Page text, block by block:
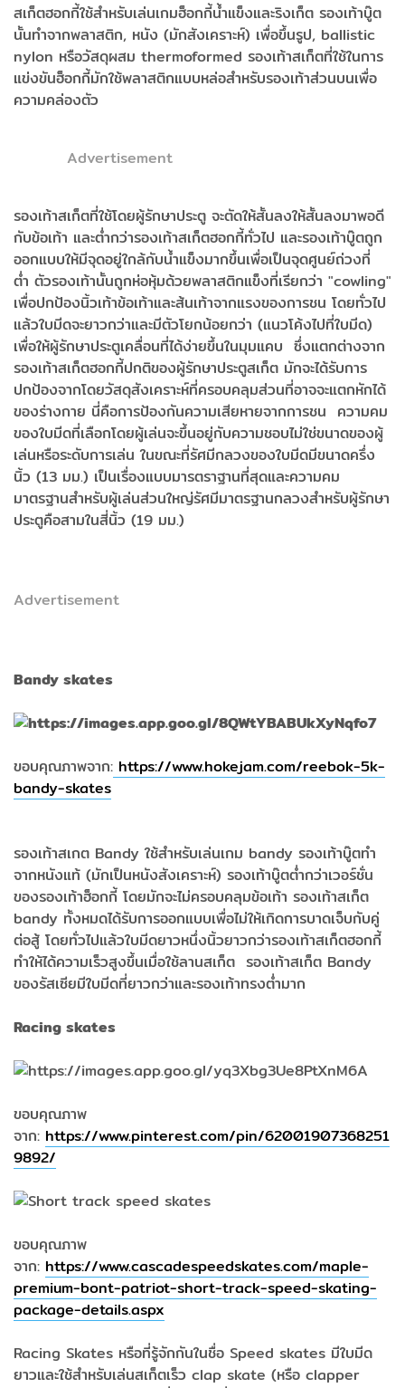
สเก็ตฮอกกี้ใช้สำหรับเล่นเกมฮ็อกกี้น้ำแข็งและริงเก็ต รองเท้าบู๊ต
นั้นทำจากพลาสติก, หนัง (มักสังเคราะห์) เพื่อขึ้นรูป, ballistic
nylon หรือวัสดุผสม thermoformed รองเท้าสเก็ตที่ใช้ในการ
แข่งขันฮ็อกกี้มักใช้พลาสติกแบบหล่อสำหรับรองเท้าส่วนบนเพื่อ
ความคล่องตัว
Advertisement
รองเท้าสเก็ตที่ใช้โดยผู้รักษาประตู จะตัดให้สั้นลงให้สั้นลงมาพอดี
กับข้อเท้า และต่ำกว่ารองเท้าสเก็ตฮอกกี้ทั่วไป และรองเท้าบู๊ตถูก
ออกแบบให้มีจุดอยู่ใกล้กับน้ำแข็งมากขึ้นเพื่อเป็นจุดศูนย์ถ่วงที่
ต่ำ ตัวรองเท้านั้นถูกห่อหุ้มด้วยพลาสติกแข็งที่เรียกว่า "cowling"
เพื่อปกป้องนิ้วเท้าข้อเท้าและส้นเท้าจากแรงของการชน โดยทั่วไป
แล้วใบมีดจะยาวกว่าและมีตัวโยกน้อยกว่า (แนวโค้งไปที่ใบมีด)
เพื่อให้ผู้รักษาประตูเคลื่อนที่ได้ง่ายขึ้นในมุมแคบ ซึ่งแตกต่างจาก
รองเท้าสเก็ตฮอกกี้ปกติของผู้รักษาประตูสเก็ต มักจะได้รับการ
ปกป้องจากโดยวัสดุสังเคราะห์ที่ครอบคลุมส่วนที่อาจจะแตกหักได้
ของร่างกาย นี่คือการป้องกันความเสียหายจากการชน ความคม
ของใบมีดที่เลือกโดยผู้เล่นจะขึ้นอยู่กับความชอบไม่ใช่ขนาดของผู้
เล่นหรือระดับการเล่น ในขณะที่รัศมีกลวงของใบมีดมีขนาดครึ่ง
นิ้ว (13 มม.) เป็นเรื่องแบบมารตราฐานที่สุดและความคม
มาตรฐานสำหรับผู้เล่นส่วนใหญ่รัศมีมาตรฐานกลวงสำหรับผู้รักษา
ประตูคือสามในสี่นิ้ว (19 มม.)
Advertisement
Bandy skates
ขอบคุณภาพจาก: https://www.hokejam.com/reebok-5k-
bandy-skates
รองเท้าสเกต Bandy ใช้สำหรับเล่นเกม bandy รองเท้าบู๊ตทำ
จากหนังแท้ (มักเป็นหนังสังเคราะห์) รองเท้าบู๊ตต่ำกว่าเวอร์ชั่น
ของรองเท้าฮ็อกกี้ โดยมักจะไม่ครอบคลุมข้อเท้า รองเท้าสเก็ต
bandy ทั้งหมดได้รับการออกแบบเพื่อไม่ให้เกิดการบาดเจ็บกับคู่
ต่อสู้ โดยทั่วไปแล้วใบมีดยาวหนึ่งนิ้วยาวกว่ารองเท้าสเก็ตฮอกกี้
ทำให้ได้ความเร็วสูงขึ้นเมื่อใช้ลานสเก็ต รองเท้าสเก็ต Bandy
ของรัสเซียมีใบมีดที่ยาวกว่าและรองเท้าทรงต่ำมาก
Racing skates
ขอบคุณภาพ
จาก: https://www.pinterest.com/pin/62001907368251
9892/
ขอบคุณภาพ
จาก: https://www.cascadespeedskates.com/maple-
premium-bont-patriot-short-track-speed-skating-
package-details.aspx
Racing Skates หรือที่รู้จักกันในชื่อ Speed ​​skates มีใบมีด
ยาวและใช้สำหรับเล่นสเก็ตเร็ว clap skate (หรือ clapper